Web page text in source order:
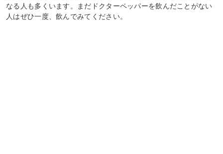
なる人も多くいます。まだドクターペッパーを飲んだことがない
人はぜひ一度、飲んでみてください。